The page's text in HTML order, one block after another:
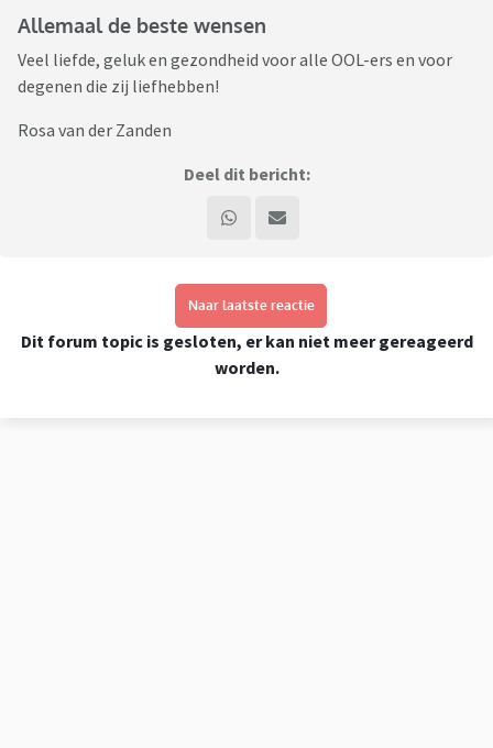
Allemaal de beste wensen
Veel liefde, geluk en gezondheid voor alle OOL-ers en voor
degenen die zij liefhebben!
Rosa van der Zanden
Deel dit bericht:
Naar laatste reactie
Dit forum topic is gesloten, er kan niet meer gereageerd
worden.